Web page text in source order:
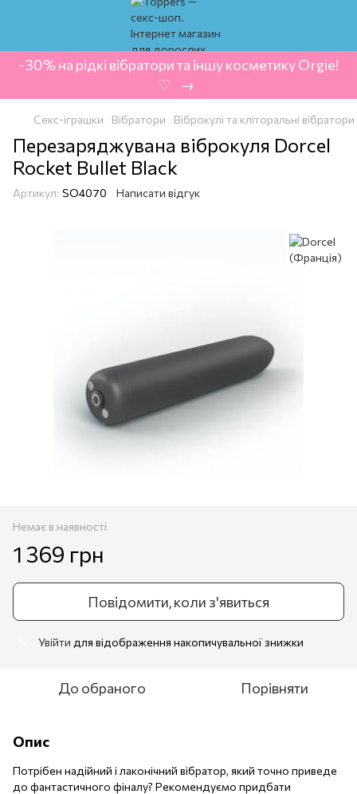
-30% на рідкі вібратори та іншу косметику Orgie!
‍ ♡ ‍ → ‍
Секс-іграшки Вібратори Віброкулі та кліторальні вібратори
Перезаряджувана віброкуля Dorcel
Rocket Bullet Black
Артикул: SO4070 Написати відгук
Немає в наявності
1 369 грн
Повідомити, коли з'явиться
Увійти для відображення накопичувальної знижки
До обраного Порівняти
Опис
Потрібен надійний і лаконічний вібратор, який точно приведе
до фантастичного фіналу? Рекомендуємо придбати